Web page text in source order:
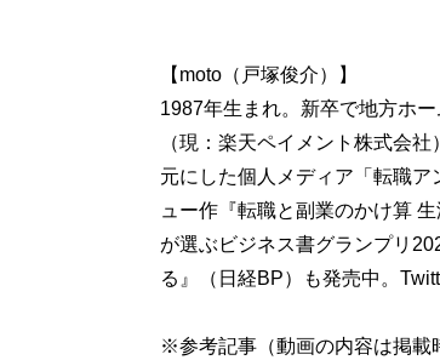
【moto（戸塚俊介）】
1987年生まれ。新卒で地方ホ
（現：楽天ペイメント株式会
元にした個人メディア「転職
ュー作『転職と副業のかけ算
が選ぶビジネス書グランプリ
る』（日経BP）も発売中。
※参考記事（動画の内容は掲